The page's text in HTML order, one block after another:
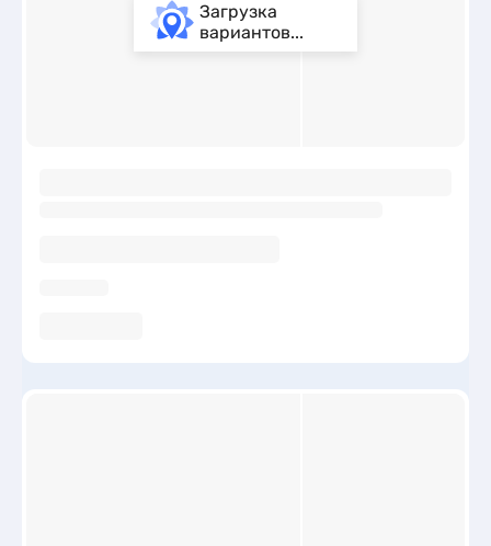
Загрузка
вариантов...